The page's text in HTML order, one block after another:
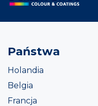
Państwa
Holandia
Belgia
Francja